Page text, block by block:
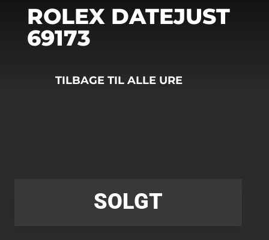
ROLEX DATEJUST
69173
TILBAGE TIL ALLE URE
SOLGT